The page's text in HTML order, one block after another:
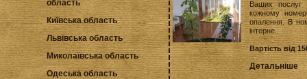
область
Київська область
Львівська область
Миколаївська область
Одеська область
Ваших послуг
кожному
опалення. В
інтерне...
Вартість від
Детальніше